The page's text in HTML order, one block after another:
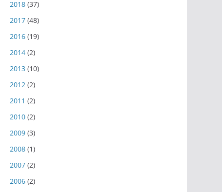
2018 (37)
2017 (48)
2016 (19)
2014 (2)
2013 (10)
2012 (2)
2011 (2)
2010 (2)
2009 (3)
2008 (1)
2007 (2)
2006 (2)